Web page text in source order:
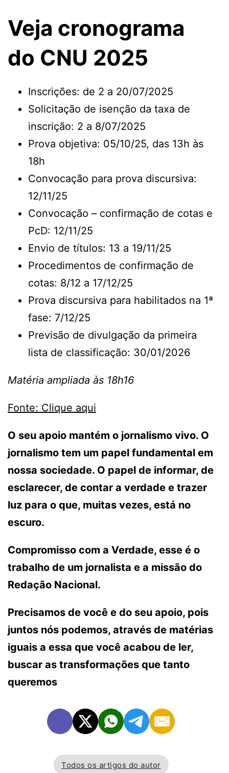
Veja cronograma
do CNU 2025
Inscrições: de 2 a 20/07/2025
Solicitação de isenção da taxa de
inscrição: 2 a 8/07/2025
Prova objetiva: 05/10/25, das 13h às
18h
Convocação para prova discursiva:
12/11/25
Convocação – confirmação de cotas e
PcD: 12/11/25
Envio de títulos: 13 a 19/11/25
Procedimentos de confirmação de
cotas: 8/12 a 17/12/25
Prova discursiva para habilitados na 1ª
fase: 7/12/25
Previsão de divulgação da primeira
lista de classificação: 30/01/2026
Matéria ampliada às 18h16
Fonte: Clique aqui
O seu apoio mantém o jornalismo vivo. O
jornalismo tem um papel fundamental em
nossa sociedade. O papel de informar, de
esclarecer, de contar a verdade e trazer
luz para o que, muitas vezes, está no
escuro.
Compromisso com a Verdade, esse é o
trabalho de um jornalista e a missão do
Redação Nacional.
Precisamos de você e do seu apoio, pois
juntos nós podemos, através de matérias
iguais a essa que você acabou de ler,
buscar as transformações que tanto
queremos
Todos os artigos do autor